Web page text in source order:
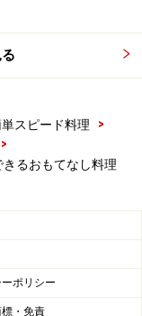
肉汁(約大さじ1)
、トッピングの
スピード料理
>
>
るおもてなし料理
ポリシー
・免責